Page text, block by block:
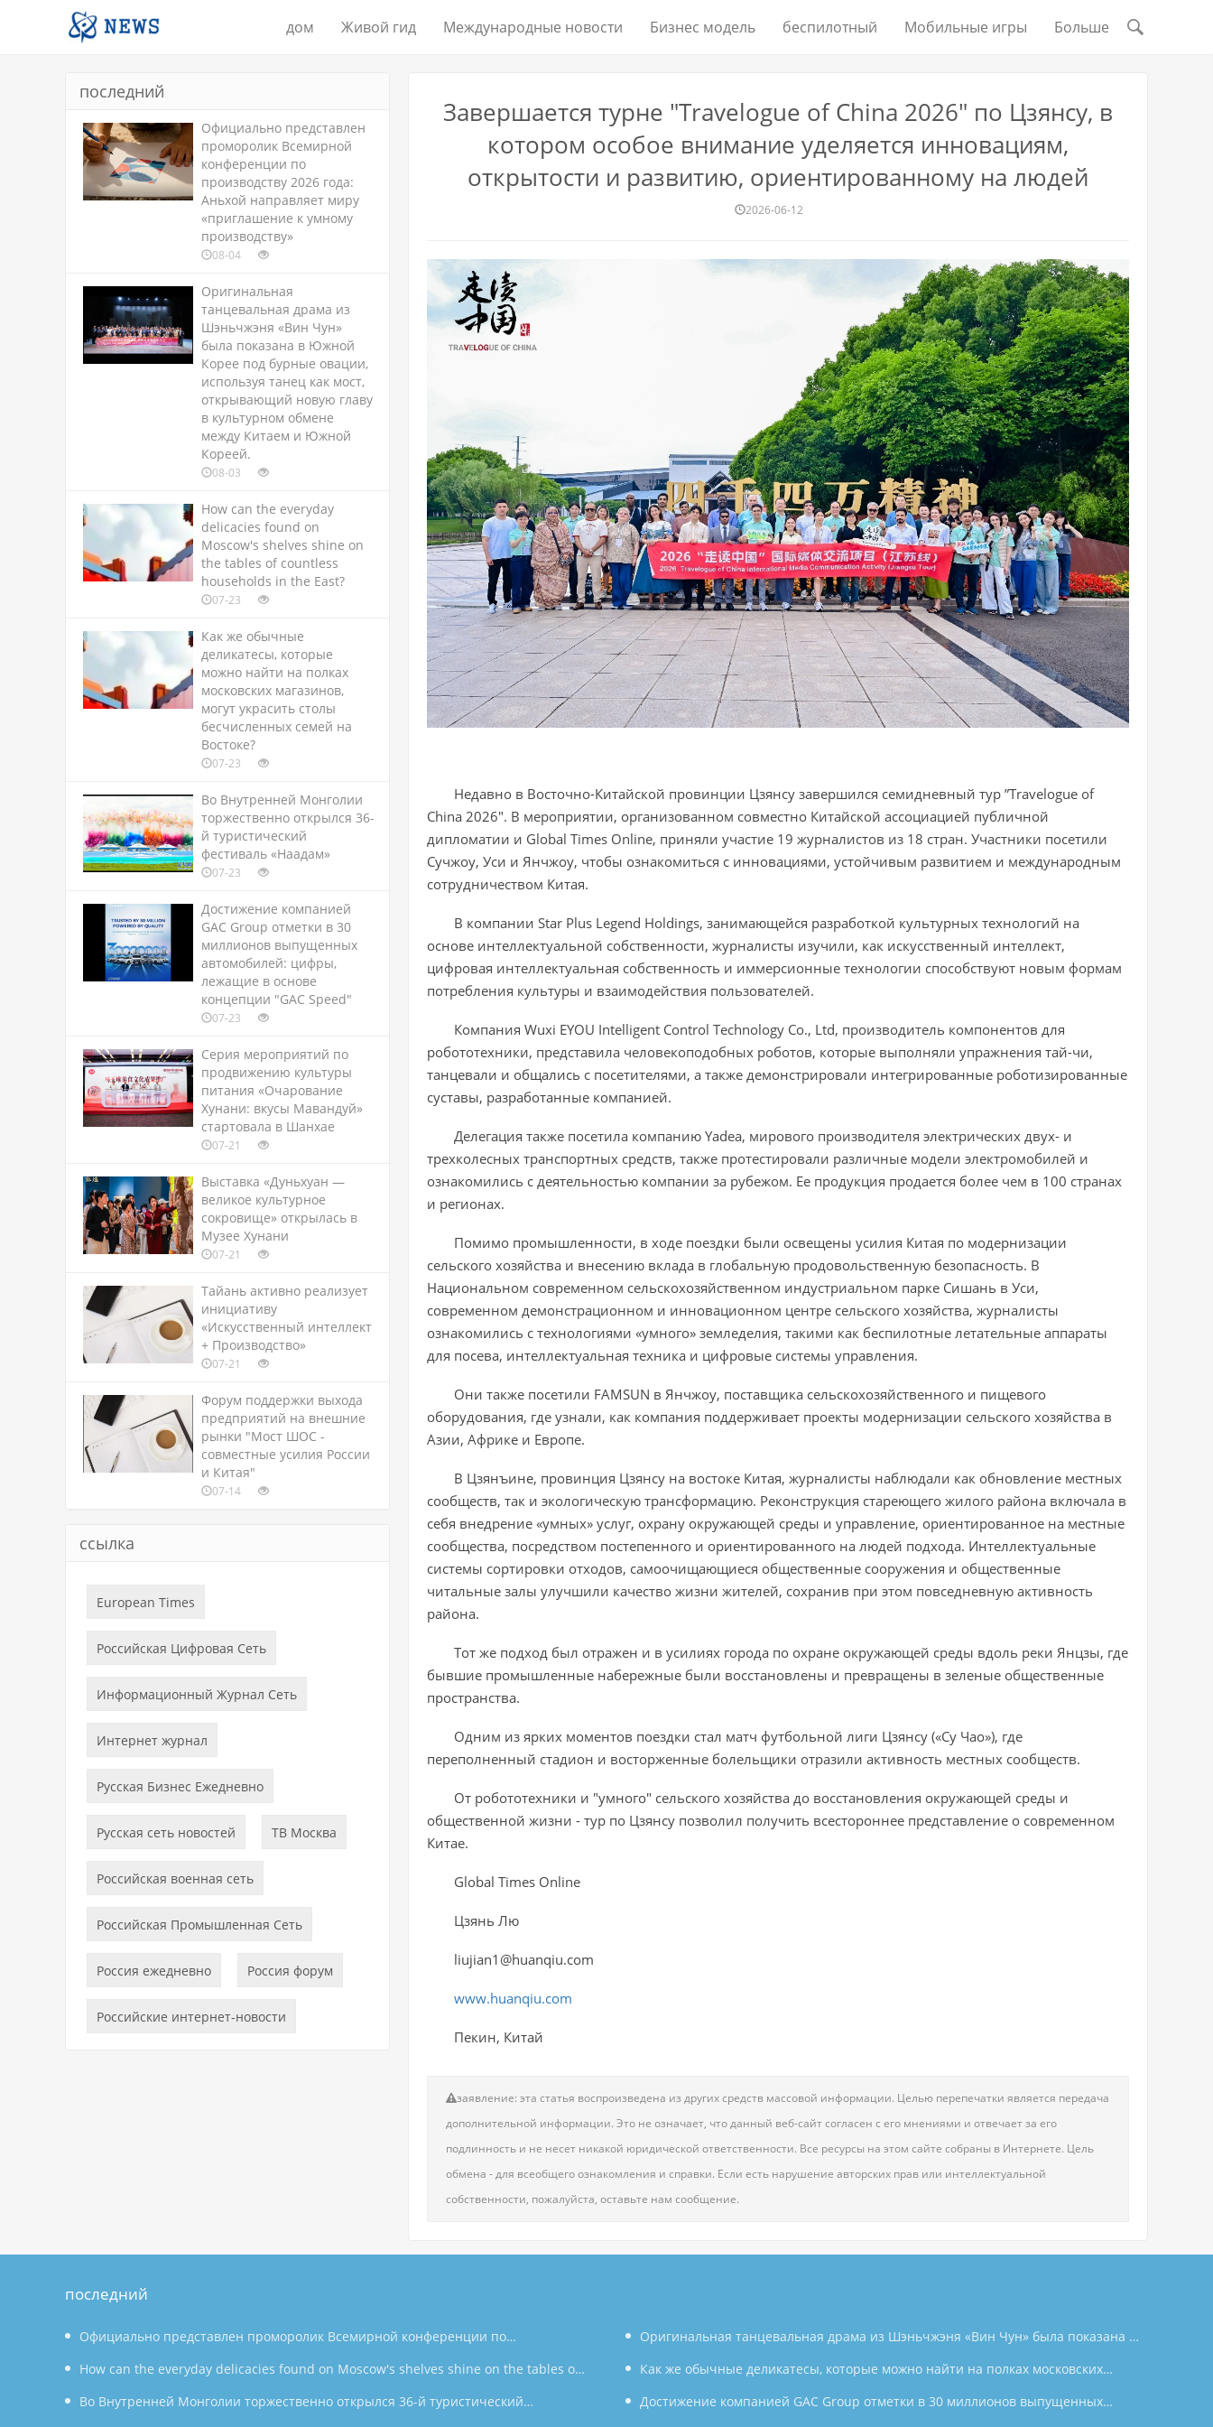
дом Живой гид Международные новости Бизнес модель беспилотный Мобильные игры Больше
последний
Официально представлен
проморолик Всемирной
конференции по
производству 2026 года:
Аньхой направляет миру
«приглашение к умному
производству»
08-04
Оригинальная
танцевальная драма из
Шэньчжэня «Вин Чун»
была показана в Южной
Корее под бурные овации,
используя танец как мост,
открывающий новую главу
в культурном обмене
между Китаем и Южной
Кореей.
08-03
How can the everyday
delicacies found on
Moscow's shelves shine on
the tables of countless
households in the East?
07-23
Как же обычные
деликатесы, которые
можно найти на полках
московских магазинов,
могут украсить столы
бесчисленных семей на
Востоке?
07-23
Во Внутренней Монголии
торжественно открылся 36-
й туристический
фестиваль «Наадам»
07-23
Достижение компанией
GAC Group отметки в 30
миллионов выпущенных
автомобилей: цифры,
лежащие в основе
концепции "GAC Speed"
07-23
Серия мероприятий по
продвижению культуры
питания «Очарование
Хунани: вкусы Мавандуй»
стартовала в Шанхае
07-21
Выставка «Дуньхуан —
великое культурное
сокровище» открылась в
Музее Хунани
07-21
Тайань активно реализует
инициативу
«Искусственный интеллект
+ Производство»
07-21
Форум поддержки выхода
предприятий на внешние
рынки "Мост ШОС -
совместные усилия России
и Китая"
07-14
ссылка
European Times
Российская Цифровая Сеть
Информационный Журнал Сеть
Интернет журнал
Русская Бизнес Ежедневно
Русская сеть новостей ТВ Москва
Российская военная сеть
Российская Промышленная Сеть
Россия ежедневно Россия форум
Российские интернет-новости
Завершается турне "Travelogue of China 2026" по Цзянсу, в
котором особое внимание уделяется инновациям,
открытости и развитию, ориентированному на людей
2026-06-12
Недавно в Восточно-Китайской провинции Цзянсу завершился семидневный тур ”Travelogue of
China 2026". В мероприятии, организованном совместно Китайской ассоциацией публичной
дипломатии и Global Times Online, приняли участие 19 журналистов из 18 стран. Участники посетили
Сучжоу, Уси и Янчжоу, чтобы ознакомиться с инновациями, устойчивым развитием и международным
сотрудничеством Китая.
В компании Star Plus Legend Holdings, занимающейся разработкой культурных технологий на
основе интеллектуальной собственности, журналисты изучили, как искусственный интеллект,
цифровая интеллектуальная собственность и иммерсионные технологии способствуют новым формам
потребления культуры и взаимодействия пользователей.
Компания Wuxi EYOU Intelligent Control Technology Co., Ltd, производитель компонентов для
робототехники, представила человекоподобных роботов, которые выполняли упражнения тай-чи,
танцевали и общались с посетителями, а также демонстрировали интегрированные роботизированные
суставы, разработанные компанией.
Делегация также посетила компанию Yadea, мирового производителя электрических двух- и
трехколесных транспортных средств, также протестировали различные модели электромобилей и
ознакомились с деятельностью компании за рубежом. Ее продукция продается более чем в 100 странах
и регионах.
Помимо промышленности, в ходе поездки были освещены усилия Китая по модернизации
сельского хозяйства и внесению вклада в глобальную продовольственную безопасность. В
Национальном современном сельскохозяйственном индустриальном парке Сишань в Уси,
современном демонстрационном и инновационном центре сельского хозяйства, журналисты
ознакомились с технологиями «умного» земледелия, такими как беспилотные летательные аппараты
для посева, интеллектуальная техника и цифровые системы управления.
Они также посетили FAMSUN в Янчжоу, поставщика сельскохозяйственного и пищевого
оборудования, где узнали, как компания поддерживает проекты модернизации сельского хозяйства в
Азии, Африке и Европе.
В Цзянъине, провинция Цзянсу на востоке Китая, журналисты наблюдали как обновление местных
сообществ, так и экологическую трансформацию. Реконструкция стареющего жилого района включала в
себя внедрение «умных» услуг, охрану окружающей среды и управление, ориентированное на местные
сообщества, посредством постепенного и ориентированного на людей подхода. Интеллектуальные
системы сортировки отходов, самоочищающиеся общественные сооружения и общественные
читальные залы улучшили качество жизни жителей, сохранив при этом повседневную активность
района.
Тот же подход был отражен и в усилиях города по охране окружающей среды вдоль реки Янцзы, где
бывшие промышленные набережные были восстановлены и превращены в зеленые общественные
пространства.
Одним из ярких моментов поездки стал матч футбольной лиги Цзянсу («Су Чао»), где
переполненный стадион и восторженные болельщики отразили активность местных сообществ.
От робототехники и "умного" сельского хозяйства до восстановления окружающей среды и
общественной жизни - тур по Цзянсу позволил получить всестороннее представление о современном
Китае.
Global Times Online
Цзянь Лю
liujian1@huanqiu.com
www.huanqiu.com
Пекин, Китай
заявление: эта статья воспроизведена из других средств массовой информации. Целью перепечатки является передача
дополнительной информации. Это не означает, что данный веб-сайт согласен с его мнениями и отвечает за его
подлинность и не несет никакой юридической ответственности. Все ресурсы на этом сайте собраны в Интернете. Цель
обмена - для всеобщего ознакомления и справки. Если есть нарушение авторских прав или интеллектуальной
собственности, пожалуйста, оставьте нам сообщение.
последний
Официально представлен проморолик Всемирной конференции по
производству 2026 года: Аньхой направляет миру «приглашение к умному
производству»
Оригинальная танцевальная драма из Шэньчжэня «Вин Чун» была показана в
Южной Корее под бурные овации, используя танец как мост, открывающий
новую главу в культурном обмене между Китаем и Южной Кореей.
How can the everyday delicacies found on Moscow's shelves shine on the tables of
countless households in the East?
Как же обычные деликатесы, которые можно найти на полках московских
магазинов, могут украсить столы бесчисленных семей на Востоке?
Во Внутренней Монголии торжественно открылся 36-й туристический
Достижение компанией GAC Group отметки в 30 миллионов выпущенных